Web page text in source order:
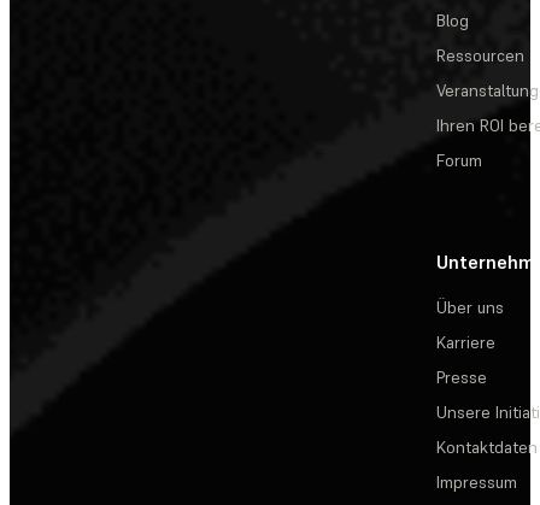
Blog
Ressourcen
Ihren ROI
Forum
Über uns
Karriere
Presse
Unsere
Kontaktdaten
Impressum